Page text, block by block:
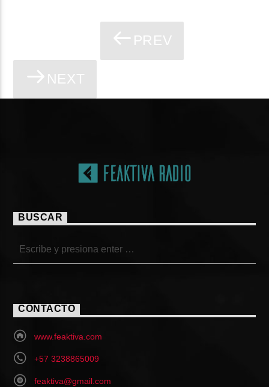
PREV
NEXT
BUSCAR
CONTACTO
www.feaktiva.com
+57 3238865009
feaktiva@gmail.com